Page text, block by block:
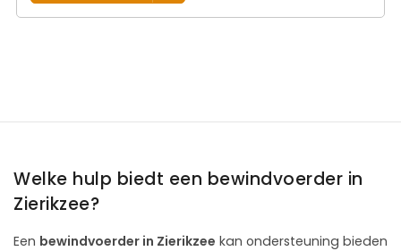
Welke hulp biedt een bewindvoerder in
Zierikzee?
Een bewindvoerder in Zierikzee kan ondersteuning bieden